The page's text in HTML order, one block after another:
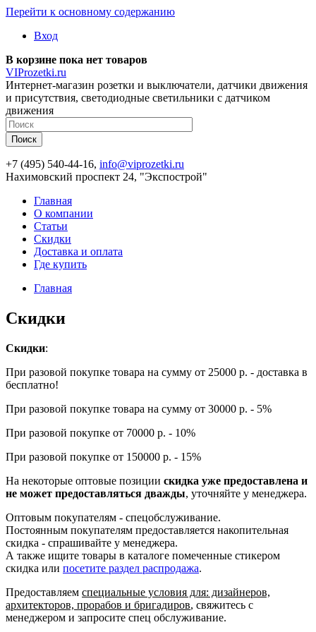
Перейти к основному содержанию
Вход
В корзине пока нет товаров
VIProzetki.ru
Интернет-магазин розетки и выключатели, датчики движения
и присутствия, светодиодные светильники с датчиком
движения
+7 (495) 540-44-16, info@viprozetki.ru
Нахимовский проспект 24, "Экспострой"
Главная
О компании
Статьи
Скидки
Доставка и оплата
Где купить
Главная
Скидки
Скидки:
При разовой покупке товара на сумму от 25000 р. - доставка в
бесплатно!
При разовой покупке товара на сумму от 30000 р. - 5%
При разовой покупке от 70000 р. - 10%
При разовой покупке от 150000 р. - 15%
На некоторые оптовые позиции скидка уже предоставлена и
не может предоставляться дважды, уточняйте у менеджера.
Оптовым покупателям - спецобслуживание.
Постоянным покупателям предоставляется накопительная
скидка - спрашивайте у менеджера.
А также ищите товары в каталоге помеченные стикером
скидка или посетите раздел распродажа.
Предоставляем специальные условия для: дизайнеров,
архитекторов, прорабов и бригадиров, свяжитесь с
менеджером и запросите спец обслуживание.